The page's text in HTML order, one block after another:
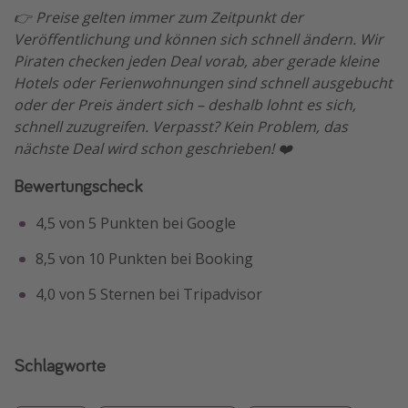
👉 Preise gelten immer zum Zeitpunkt der
Veröffentlichung und können sich schnell ändern. Wir
Piraten checken jeden Deal vorab, aber gerade kleine
Hotels oder Ferienwohnungen sind schnell ausgebucht
oder der Preis ändert sich – deshalb lohnt es sich,
schnell zuzugreifen. Verpasst? Kein Problem, das
nächste Deal wird schon geschrieben! ❤️
Bewertungscheck
4,5 von 5 Punkten bei Google
8,5 von 10 Punkten bei Booking
4,0 von 5 Sternen bei Tripadvisor
Schlagworte